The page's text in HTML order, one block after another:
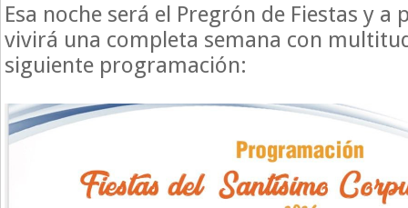
Esa noche será el Pregrón de Fiestas y a
vivirá una completa semana con
siguiente programación: